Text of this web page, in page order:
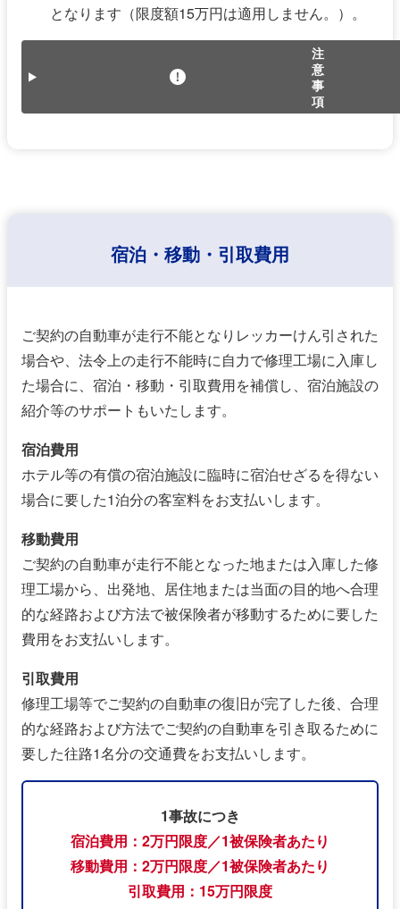
となります（限度額15万円は適用しません。）。
注
意
事
項
宿泊・移動・引取費用
ご契約の自動車が走行不能となりレッカーけん引された
場合や、法令上の走行不能時に自力で修理工場に入庫し
た場合に、宿泊・移動・引取費用を補償し、宿泊施設の
紹介等のサポートもいたします。
宿泊費用
ホテル等の有償の宿泊施設に臨時に宿泊せざるを得ない
場合に要した1泊分の客室料をお支払いします。
移動費用
ご契約の自動車が走行不能となった地または入庫した修
理工場から、出発地、居住地または当面の目的地へ合理
的な経路および方法で被保険者が移動するために要した
費用をお支払いします。
引取費用
修理工場等でご契約の自動車の復旧が完了した後、合理
的な経路および方法でご契約の自動車を引き取るために
要した往路1名分の交通費をお支払いします。
1事故につき
宿泊費用：2万円限度／1被保険者あたり
移動費用：2万円限度／1被保険者あたり
引取費用：15万円限度